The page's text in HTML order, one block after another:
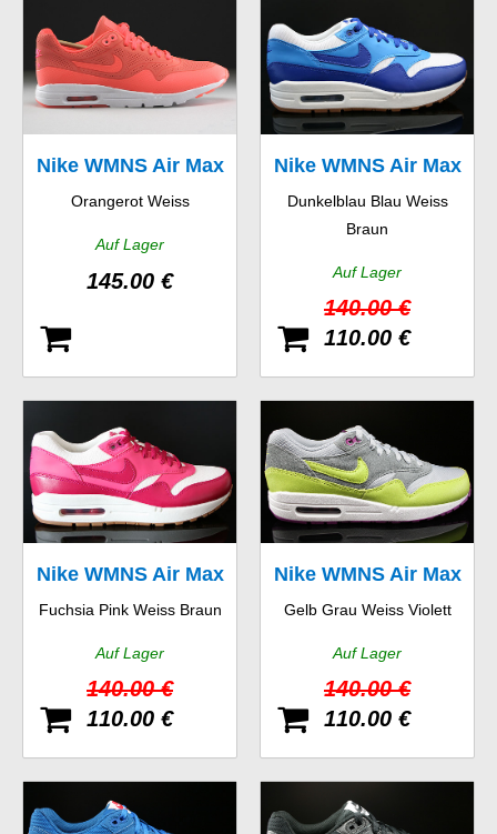
Nike WMNS Air Max
1 Ultra Moire
Orangerot Weiss
Auf Lager
145.00 €
Nike WMNS Air Max
1 Vintage
Dunkelblau Blau Weiss
Braun
Auf Lager
140.00 €
110.00 €
Nike WMNS Air Max
1 Vintage
Fuchsia Pink Weiss Braun
Auf Lager
140.00 €
110.00 €
Nike WMNS Air Max
1 Essential
Gelb Grau Weiss Violett
Auf Lager
140.00 €
110.00 €